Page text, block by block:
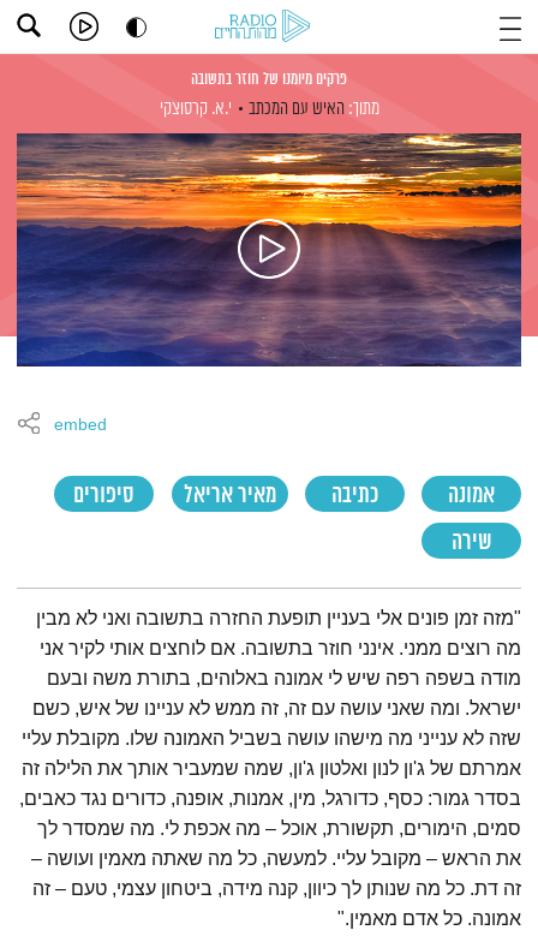
פרקים מיומנו של חוזר בתשובה
מתוך: האיש עם המכתב י.א. קרסוצקי
אמונה כתיבה מאיר אריאל
סיפורים
שירה
embed
תמצית הפודקאסט
"מזה זמן פונים אלי בעניין תופעת החזרה בתשובה ואני לא מבין
מה רוצים ממני. אינני חוזר בתשובה. אם לוחצים אותי לקיר אני
מודה בשפה רפה שיש לי אמונה באלוהים, בתורת משה ובעם
ישראל. ומה שאני עושה עם זה, זה ממש לא עניינו של איש, כשם
שזה לא ענייני מה מישהו עושה בשביל האמונה שלו. מקובלת עליי
אמרתם של ג'ון לנון ואלטון ג'ון, שמה שמעביר אותך את הלילה זה
בסדר גמור: כסף, כדורגל, מין, אמנות, אופנה, כדורים נגד כאבים,
סמים, הימורים, תקשורת, אוכל – מה אכפת לי. מה שמסדר לך
את הראש – מקובל עליי. למעשה, כל מה שאתה מאמין ועושה –
זה דת. כל מה שנותן לך כיוון, קנה מידה, ביטחון עצמי, טעם – זה
אמונה. כל אדם מאמין."